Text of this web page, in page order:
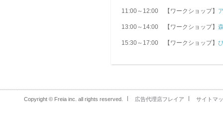
11:00～12:00 【ワークショップ】
13:00～14:00 【ワークショップ】
15:30～17:00 【ワークショップ】
Copyright © Freia inc. all rights reserved. 広告代理店フレイア サイトマ